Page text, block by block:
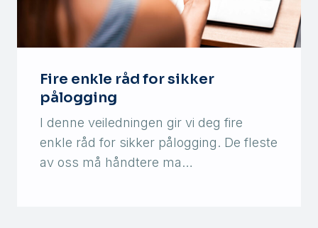
Fire enkle råd for sikker
pålogging
I denne veiledningen gir vi deg fire
enkle råd for sikker pålogging. De fleste
av oss må håndtere ma…